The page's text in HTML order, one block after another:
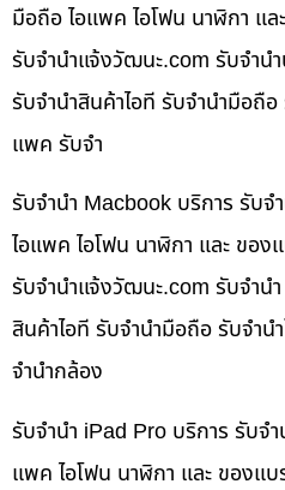
มือถือ ไอแพค ไอโฟน นาฬิกา แ
รับจํานําแจ้งวัฒนะ.com รับจำน
รับจำนำสินค้าไอที รับจำนำมือถื
แพค รับจำ
รับจำนำ Macbook บริการ รับจ
ไอแพค ไอโฟน นาฬิกา และ ของ
รับจํานําแจ้งวัฒนะ.com รับจำน
สินค้าไอที รับจำนำมือถือ รับจำ
จำนำกล้อง
รับจำนำ iPad Pro บริการ รับจ
แพค ไอโฟน นาฬิกา และ ของแ